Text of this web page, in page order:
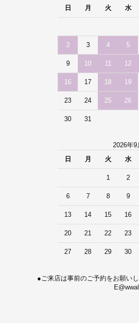
日
月 火 水
2 3 4 5
9 10 11 12
16 17 18 19
23 24 25 26
30 31
2026年9
日
月 火 水
1 2
6 7 8 9
13 14 15 16
20 21 22 23
27 28 29 30
●ご来店は事前のご予約をお願い